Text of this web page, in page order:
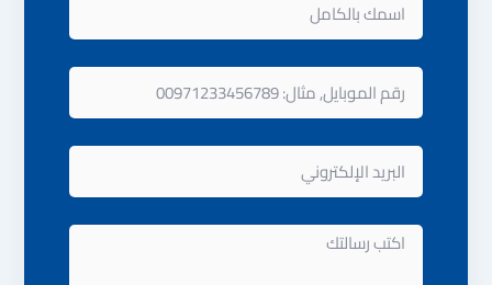
بالكامل
رقم
الموبايل
البريد
الإلكتروني
اكتب
رسالتك